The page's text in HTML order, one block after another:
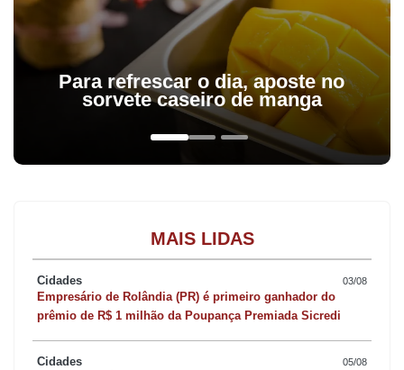
Para refrescar o dia, aposte no
sorvete caseiro de manga
MAIS LIDAS
Cidades 03/08
Empresário de Rolândia (PR) é primeiro ganhador do
prêmio de R$ 1 milhão da Poupança Premiada Sicredi
Cidades 05/08